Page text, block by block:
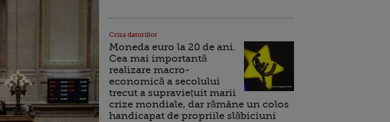
Criza datoriilor
Moneda euro la 20 de ani.
Cea mai importantă
realizare macro-
economică a secolului
trecut a supraviețuit marii
crize mondiale, dar rămâne un colos
handicapat de propriile slăbiciuni